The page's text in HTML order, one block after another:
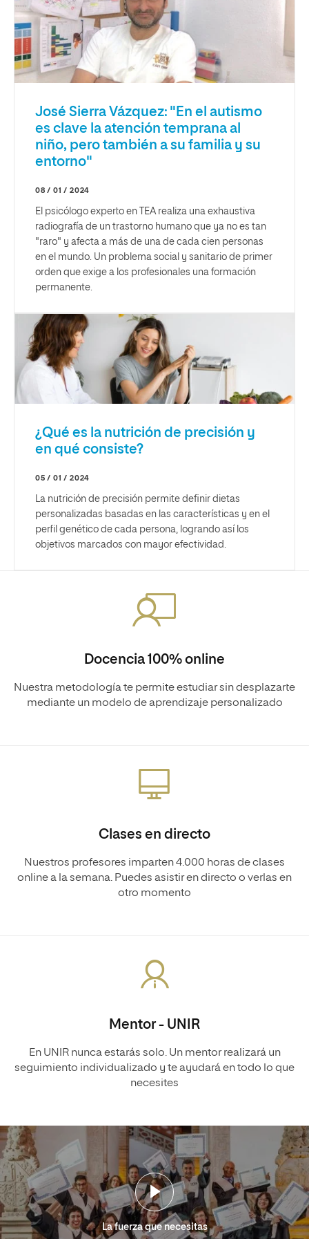
José Sierra Vázquez: "En el autismo
es clave la atención temprana al
niño, pero también a su familia y su
entorno"
08 / 01 / 2024
El psicólogo experto en TEA realiza una exhaustiva
radiografía de un trastorno humano que ya no es tan
"raro" y afecta a más de una de cada cien personas
en el mundo. Un problema social y sanitario de primer
orden que exige a los profesionales una formación
permanente.
¿Qué es la nutrición de precisión y
en qué consiste?
05 / 01 / 2024
La nutrición de precisión permite definir dietas
personalizadas basadas en las características y en el
perfil genético de cada persona, logrando así los
objetivos marcados con mayor efectividad.
Docencia 100% online
Nuestra metodología te permite estudiar sin desplazarte
mediante un modelo de aprendizaje personalizado
Clases en directo
Nuestros profesores imparten 4.000 horas de clases
online a la semana. Puedes asistir en directo o verlas en
otro momento
Mentor - UNIR
En UNIR nunca estarás solo. Un mentor realizará un
seguimiento individualizado y te ayudará en todo lo que
necesites
La fuerza que necesitas